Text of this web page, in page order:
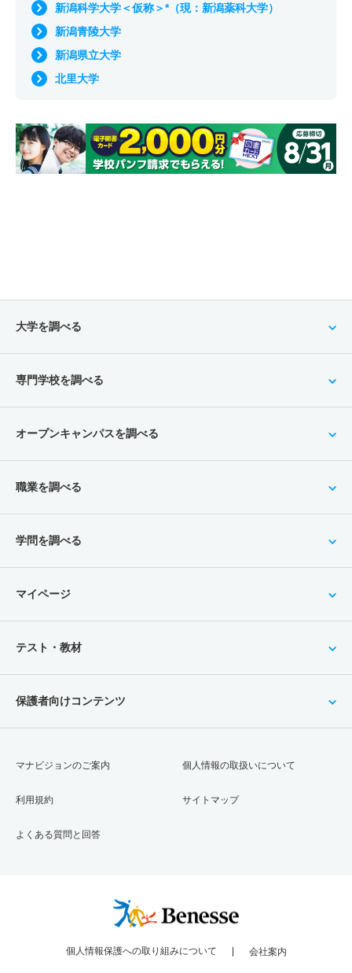
新潟科学大学＜仮称＞*（現：新潟薬科大学）
新潟青陵大学
新潟県立大学
北里大学
大学を調べる
専門学校を調べる
オープンキャンパスを調べる
職業を調べる
学問を調べる
マイページ
テスト・教材
保護者向けコンテンツ
マナビジョンのご案内
利用規約
よくある質問と回答
個人情報の取扱いについて
サイトマップ
個人情報保護への取り組みについて 会社案内